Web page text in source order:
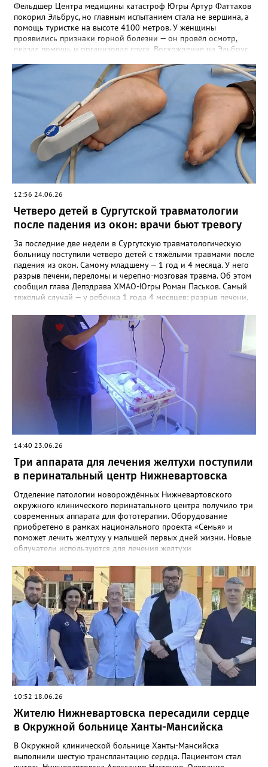
Фельдшер Центра медицины катастроф Югры Артур Фаттахов
покорил Эльбрус, но главным испытанием стала не вершина, а
помощь туристке на высоте 4100 метров. У женщины
проявились признаки горной болезни — он провёл осмотр,
оказал помощь и организовал спуск. Восхождение на Эльбрус
проверкой профессиональных навыков. Во время подъёма
одной из участниц группы стало плохо — появились признаки
горной болезни из-за недостатка кислорода на большой
высоте. Срочно приняли решение спускать её в базовый лагерь
(3900 м). На высоте 3900 метров фельдшер провёл осмотр и
оказал первую помощь. Уже через 40 минут состояние
туристки улучшилось. Для медицинских работников региона
не бывает «нерабочего времени». Даже на вершине страны
они остаются теми, кто готов прийти на помощь в нужный
момент.
12:56 24.06.26
Четверо детей в Сургутской травматологии
после падения из окон: врачи бьют тревогу
За последние две недели в Сургутскую травматологическую
больницу поступили четверо детей с тяжёлыми травмами после
падения из окон. Самому младшему — 1 год и 4 месяца. У него
разрыв печени, переломы и черепно-мозговая травма. Об этом
сообщил глава Депздрава ХМАО-Югры Роман Паськов. Самый
тяжёлый случай — у ребёнка 1 года 4 месяцев: разрыв печени,
мозговая травма. Малыш перенёс экстренную операцию и
более десяти дней провёл в реанимации. Сегодня врачи
отмечают положительную динамику, лечение продолжается.
Ещё трое пациентов — 1 год 7 месяцев, 2 года 8 месяцев и 14
лет. Все получают необходимую помощь. Врачи призывают не
оставлять детей у открытых окон. Москитная сетка не
защищает — она создаёт ложное чувство безопасности.
14:40 23.06.26
Три аппарата для лечения желтухи поступили
в перинатальный центр Нижневартовска
Отделение патологии новорождённых Нижневартовского
окружного клинического перинатального центра получило три
современных аппарата для фототерапии. Оборудование
приобретено в рамках национального проекта «Семья» и
поможет лечить желтуху у малышей первых дней жизни. Новые
облучатели используются для лечения желтухи
состояний у малышей первых дней жизни. Специальный спектр
света помогает безопасно снизить уровень билирубина и
предотвратить развитие возможных осложнений. Современные
аппараты обеспечивают эффективное и комфортное лечение.
Это значит, что ещё больше маленьких пациентов смогут
быстрее восстановиться и отправиться домой вместе с
родителями.
10:52 18.06.26
Жителю Нижневартовска пересадили сердце
в Окружной больнице Ханты-Мансийска
В Окружной клинической больнице Ханты-Мансийска
выполнили шестую трансплантацию сердца. Пациентом стал